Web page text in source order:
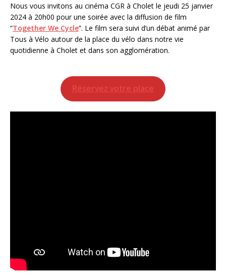
Nous vous invitons au cinéma CGR à Cholet le jeudi 25 janvier
2024 à 20h00 pour une soirée avec la diffusion de film
“Together We Cycle”. Le film sera suivi d’un débat animé par
Tous à Vélo autour de la place du vélo dans notre vie
quotidienne à Cholet et dans son agglomération.
Réservez votre place